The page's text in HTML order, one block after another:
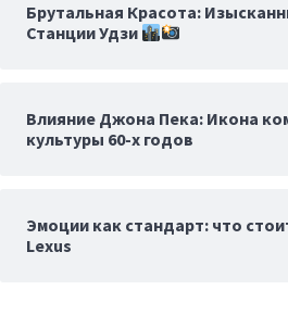
Брутальная Красота:
Станции Удзи
Влияние Джона Пека: Икона
культуры 60-х годов
Эмоции как стандарт: что
Lexus